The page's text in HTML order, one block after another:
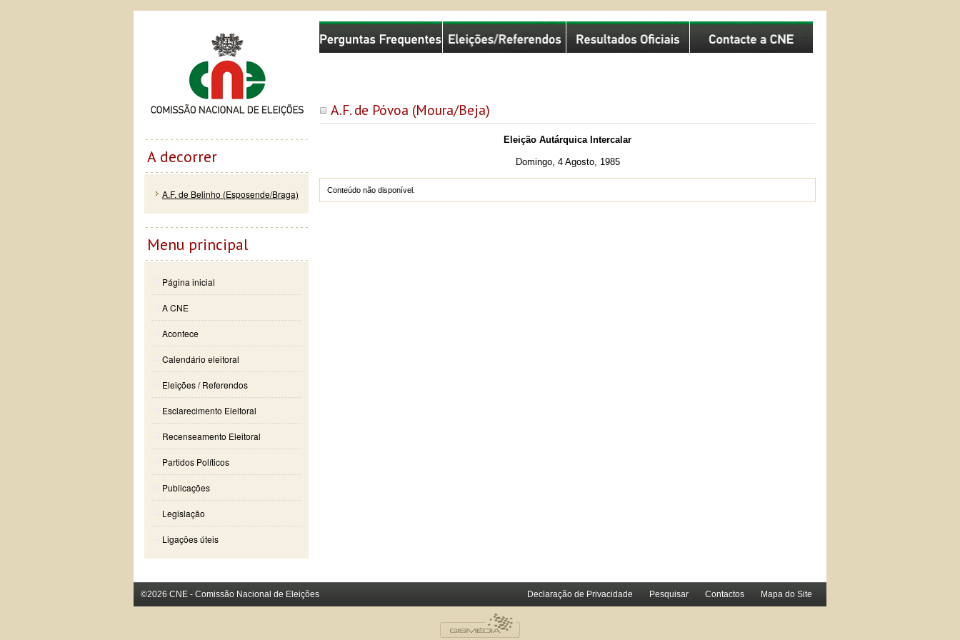
A.F. de Póvoa (Moura/Beja)
Eleição Autárquica Intercalar
Domingo, 4 Agosto, 1985
Conteúdo não disponível.
Comissão Nacional de Eleições
A decorrer
A.F. de Belinho (Esposende/Braga)
Menu principal
Página inicial
A CNE
Acontece
Calendário eleitoral
Eleições / Referendos
Esclarecimento Eleitoral
Recenseamento Eleitoral
Partidos Políticos
Publicações
Legislação
Ligações úteis
©2026 CNE - Comissão Nacional de Eleições Declaração de Privacidade Pesquisar Contactos Mapa do Site